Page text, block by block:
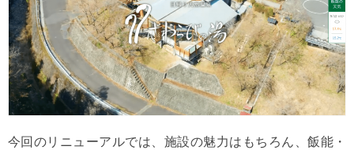
今回のリニューアルでは、施設の魅力はもちろん、飯能・